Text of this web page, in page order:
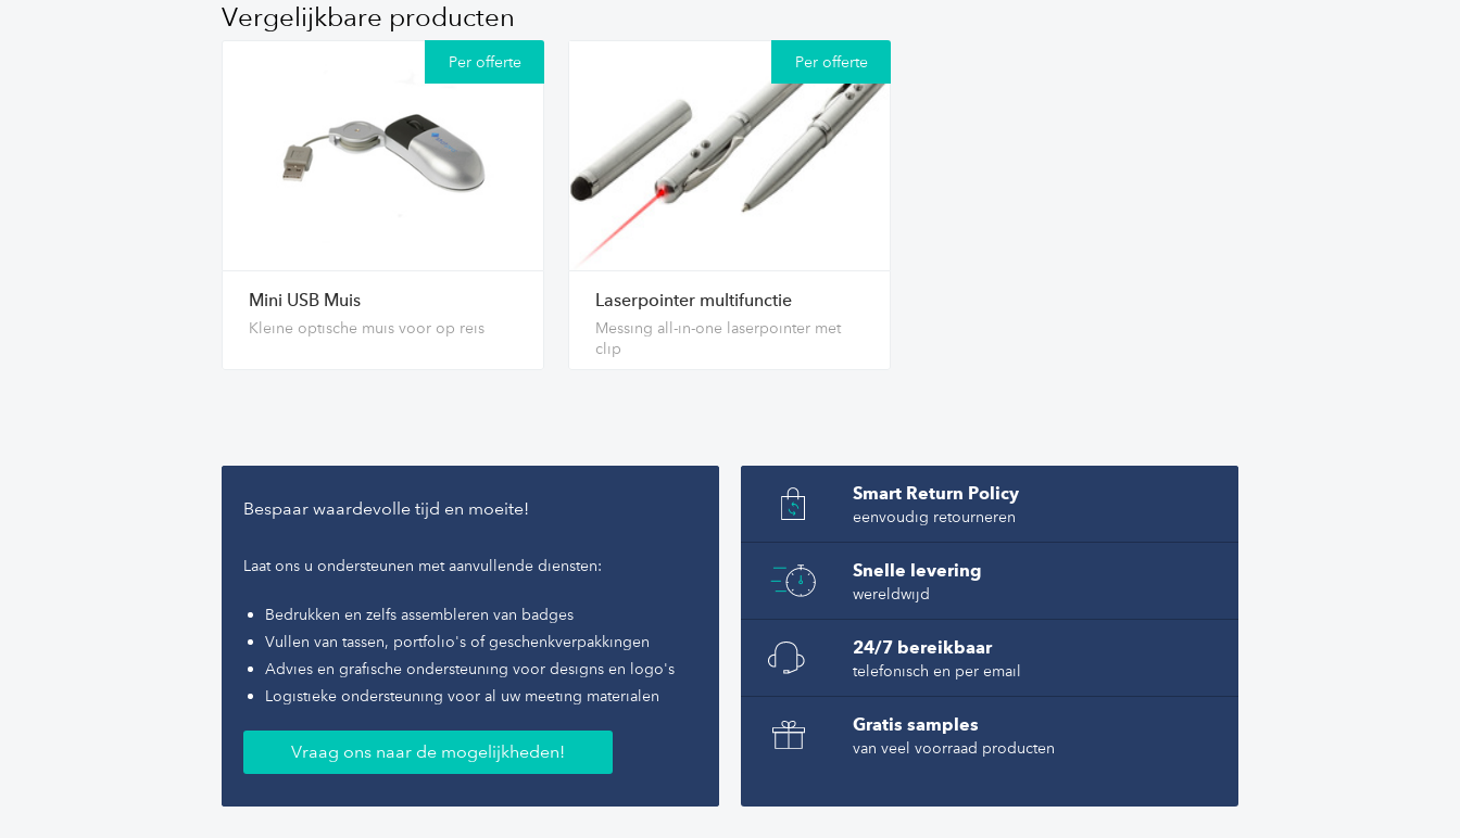
Vergelijkbare producten
Per offerte
Mini USB Muis
Kleine optische muis voor op reis
Per offerte
Laserpointer multifunctie
Messing all-in-one laserpointer met
clip
Bespaar waardevolle tijd en moeite!
Laat ons u ondersteunen met aanvullende diensten:
Bedrukken en zelfs assembleren van badges
Vullen van tassen, portfolio's of geschenkverpakkingen
Advies en grafische ondersteuning voor designs en logo's
Logistieke ondersteuning voor al uw meeting materialen
Vraag ons naar de mogelijkheden!
Smart Return Policy
eenvoudig retourneren
Snelle levering
wereldwijd
24/7 bereikbaar
telefonisch en per email
Gratis samples
van veel voorraad producten